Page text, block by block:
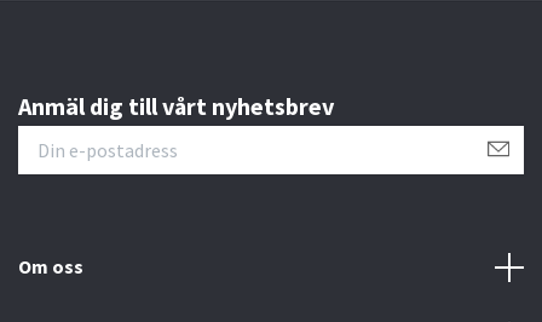
Anmäl dig till vårt nyhetsbrev
Om oss